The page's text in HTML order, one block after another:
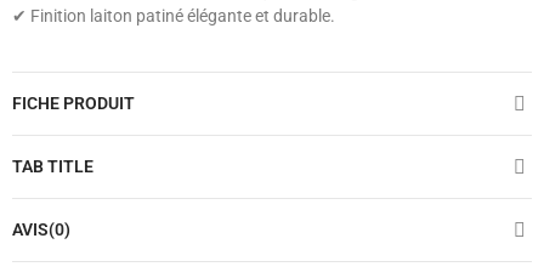
✔ Finition laiton patiné élégante et durable.
FICHE PRODUIT
TAB TITLE
AVIS(0)